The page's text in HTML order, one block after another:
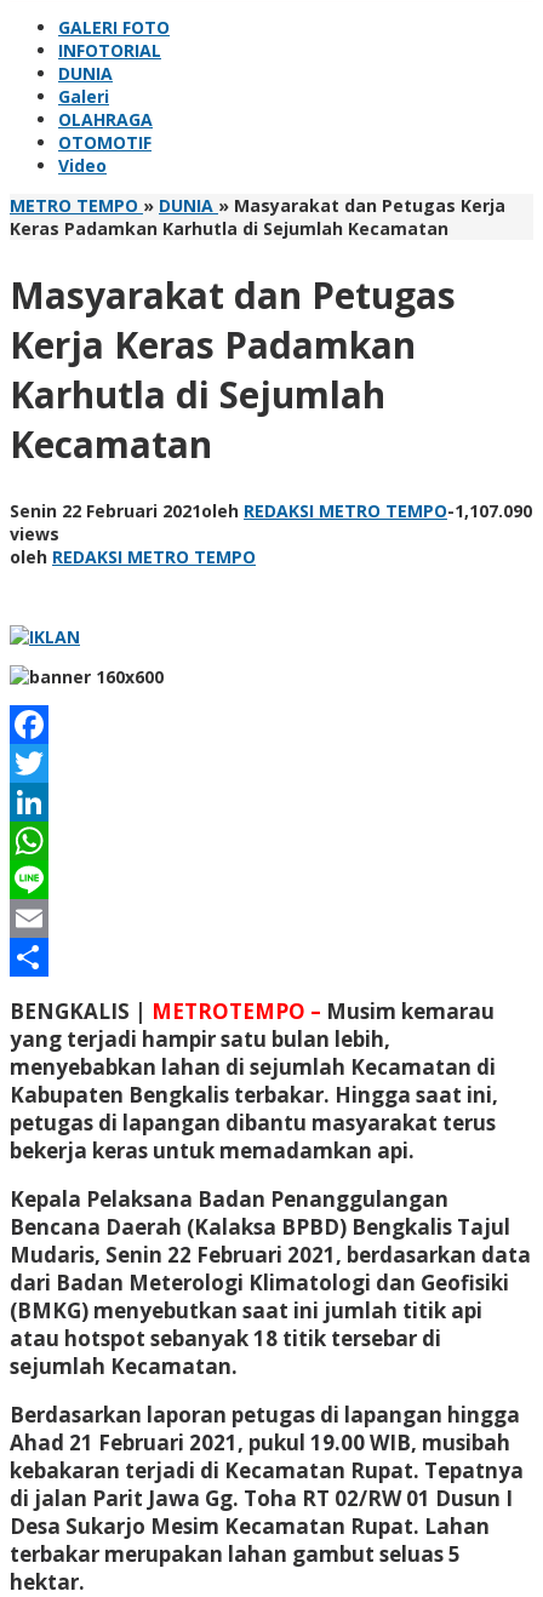
GALERI FOTO
INFOTORIAL
DUNIA
Galeri
OLAHRAGA
OTOMOTIF
Video
METRO TEMPO » DUNIA » Masyarakat dan Petugas Kerja
Keras Padamkan Karhutla di Sejumlah Kecamatan
Masyarakat dan Petugas
Kerja Keras Padamkan
Karhutla di Sejumlah
Kecamatan
Senin 22 Februari 2021oleh REDAKSI METRO TEMPO-1,107.090
views
oleh REDAKSI METRO TEMPO
Facebook
Twitter
LinkedIn
WhatsApp
Line
Email
BENGKALIS | METROTEMPO – Musim kemarau
yang terjadi hampir satu bulan lebih,
menyebabkan lahan di sejumlah Kecamatan di
Kabupaten Bengkalis terbakar. Hingga saat ini,
petugas di lapangan dibantu masyarakat terus
bekerja keras untuk memadamkan api.
Kepala Pelaksana Badan Penanggulangan
Bencana Daerah (Kalaksa BPBD) Bengkalis Tajul
Mudaris, Senin 22 Februari 2021, berdasarkan data
dari Badan Meterologi Klimatologi dan Geofisiki
(BMKG) menyebutkan saat ini jumlah titik api
atau hotspot sebanyak 18 titik tersebar di
sejumlah Kecamatan.
Berdasarkan laporan petugas di lapangan hingga
Ahad 21 Februari 2021, pukul 19.00 WIB, musibah
kebakaran terjadi di Kecamatan Rupat. Tepatnya
di jalan Parit Jawa Gg. Toha RT 02/RW 01 Dusun I
Desa Sukarjo Mesim Kecamatan Rupat. Lahan
terbakar merupakan lahan gambut seluas 5
hektar.